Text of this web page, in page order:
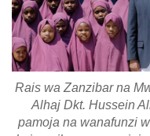
Rais wa Zanzibar na
Alhaj Dkt. Hussein
pamoja na wanafunzi